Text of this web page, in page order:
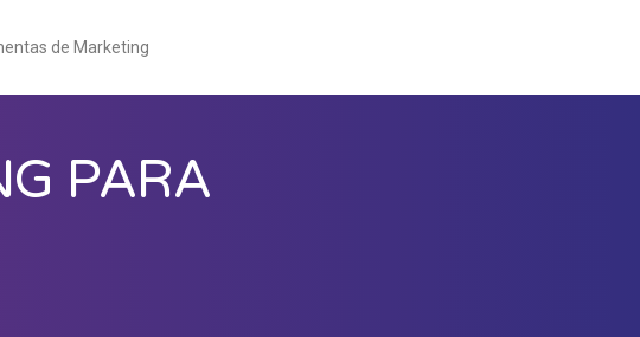
de Marketing
PARA